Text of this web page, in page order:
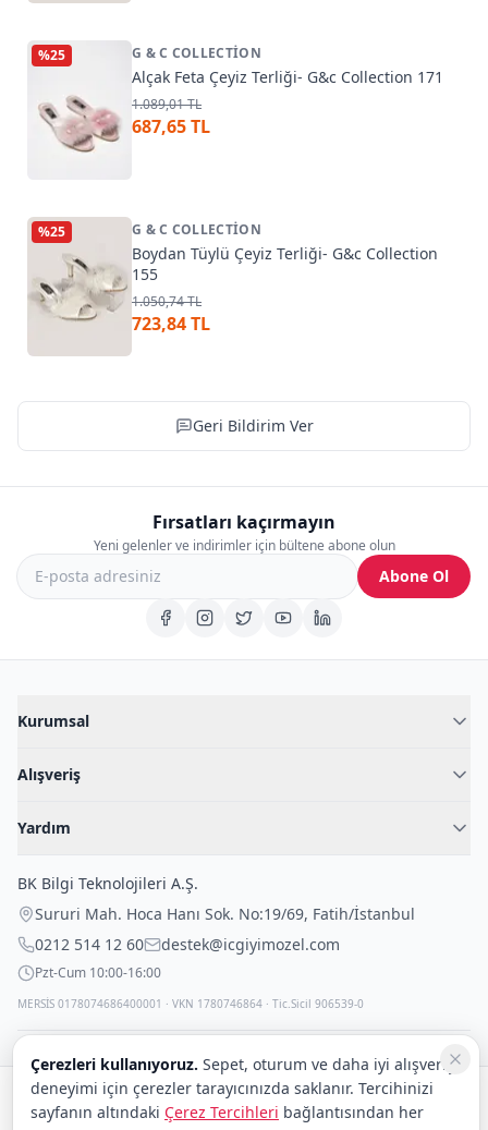
%25 G & C COLLECTION
Alçak Feta Çeyiz Terliği- G&c Collection 171
1.089,01 TL
687,65 TL
%25 G & C COLLECTION
Boydan Tüylü Çeyiz Terliği- G&c Collection
155
1.050,74 TL
723,84 TL
Geri Bildirim Ver
Fırsatları kaçırmayın
Yeni gelenler ve indirimler için bültene abone olun
Abone Ol
Kurumsal
Blog
İç Giyim Rehberi
Alışveriş
Fantazi İç Giyim
Çocuk İç Giyim
Outlet Fırsatları
Yardım
İade Politikası
Gizli Paketleme
BK Bilgi Teknolojileri A.Ş.
Sururi Mah. Hoca Hanı Sok. No:19/69, Fatih/İstanbul
0212 514 12 60
destek@icgiyimozel.com
Pzt-Cum 10:00-16:00
MERSİS 0178074686400001 · VKN 1780746864 · Tic.Sicil 906539-0
Güvenli alışveriş:
Çerezleri kullanıyoruz. Sepet, oturum ve daha iyi alışveriş
deneyimi için çerezler tarayıcınızda saklanır. Tercihinizi
sayfanın altındaki Çerez Tercihleri bağlantısından her